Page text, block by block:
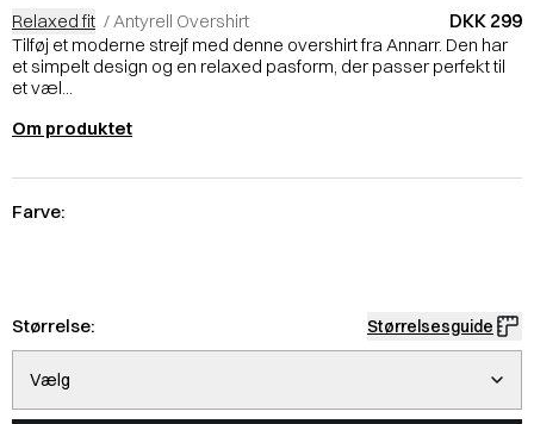
Relaxed fit /Antyrell Overshirt DKK 299
Tilføj et moderne strejf med denne overshirt fra Annarr. Den har
et simpelt design og en relaxed pasform, der passer perfekt til
et væl...
Om produktet
Farve:
Størrelse: Størrelsesguide
Vælg